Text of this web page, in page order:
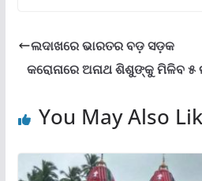
ଲଦାଖରେ ଭାରତର ବଡ଼ ସଡ଼କ
କରୋନାରେ ଅନାଥ ଶିଶୁଙ୍କୁ ମିଳିବ ୫
You May Also